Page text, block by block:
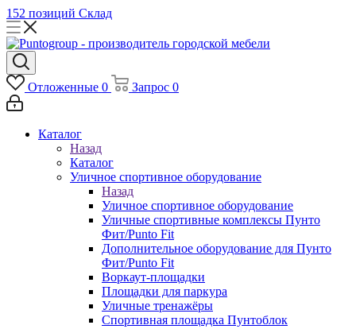
152 позиций Склад
Отложенные 0 Запрос 0
Каталог
Назад
Каталог
Уличное спортивное оборудование
Назад
Уличное спортивное оборудование
Уличные спортивные комплексы Пунто
Фит/Punto Fit
Дополнительное оборудование для Пунто
Фит/Punto Fit
Воркаут-площадки
Площадки для паркура
Уличные тренажёры
Спортивная площадка Пунтоблок